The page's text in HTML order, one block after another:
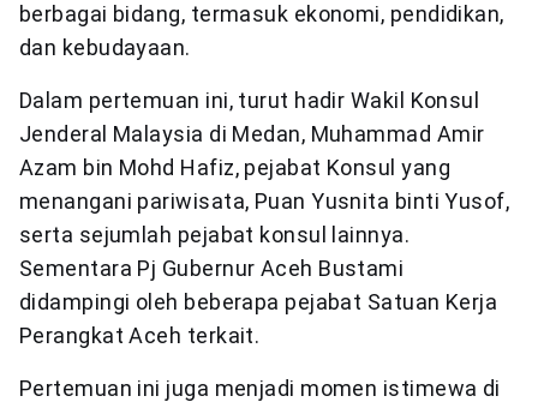
berbagai bidang, termasuk ekonomi, pendidikan,
dan kebudayaan.
Dalam pertemuan ini, turut hadir Wakil Konsul
Jenderal Malaysia di Medan, Muhammad Amir
Azam bin Mohd Hafiz, pejabat Konsul yang
menangani pariwisata, Puan Yusnita binti Yusof,
serta sejumlah pejabat konsul lainnya.
Sementara Pj Gubernur Aceh Bustami
didampingi oleh beberapa pejabat Satuan Kerja
Perangkat Aceh terkait.
Pertemuan ini juga menjadi momen istimewa di